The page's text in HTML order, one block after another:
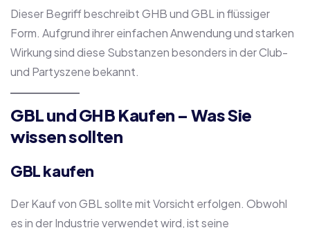
Dieser Begriff beschreibt GHB und GBL in flüssiger
Form. Aufgrund ihrer einfachen Anwendung und starken
Wirkung sind diese Substanzen besonders in der Club-
und Partyszene bekannt.
GBL und GHB Kaufen – Was Sie
wissen sollten
GBL kaufen
Der Kauf von GBL sollte mit Vorsicht erfolgen. Obwohl
es in der Industrie verwendet wird, ist seine